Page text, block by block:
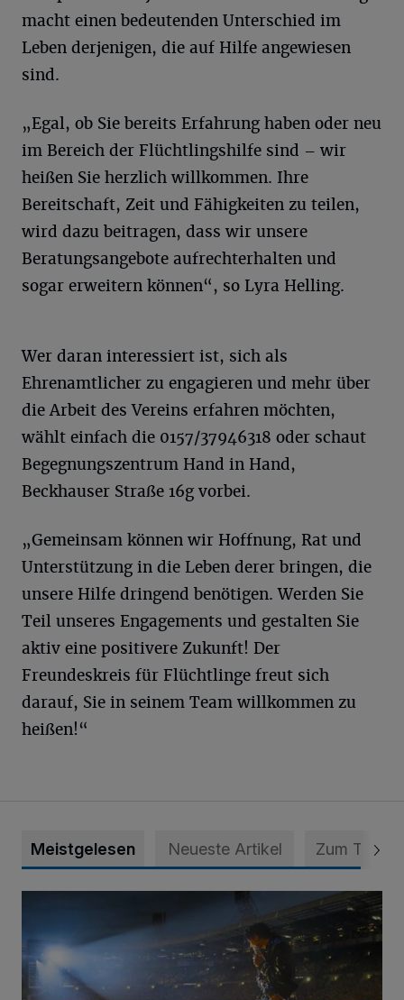
macht einen bedeutenden Unterschied im
Leben derjenigen, die auf Hilfe angewiesen
sind.
„Egal, ob Sie bereits Erfahrung haben oder neu
im Bereich der Flüchtlingshilfe sind – wir
heißen Sie herzlich willkommen. Ihre
Bereitschaft, Zeit und Fähigkeiten zu teilen,
wird dazu beitragen, dass wir unsere
Beratungsangebote aufrechterhalten und
sogar erweitern können“, so Lyra Helling.
Wer daran interessiert ist, sich als
Ehrenamtlicher zu engagieren und mehr über
die Arbeit des Vereins erfahren möchten,
wählt einfach die 0157/37946318 oder schaut
Begegnungszentrum Hand in Hand,
Beckhauser Straße 16g vorbei.
„Gemeinsam können wir Hoffnung, Rat und
Unterstützung in die Leben derer bringen, die
unsere Hilfe dringend benötigen. Werden Sie
Teil unseres Engagements und gestalten Sie
aktiv eine positivere Zukunft! Der
Freundeskreis für Flüchtlinge freut sich
darauf, Sie in seinem Team willkommen zu
heißen!“
Meistgelesen Neueste Artikel Zum Thema
Open-air-Kino: „Michael“ im Toni-Turek-Stadion